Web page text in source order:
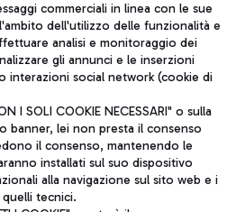
JOURNAL
ITA
soggetta a direzione e
commerciali in linea con le sue
dell'utilizzo delle funzionalità e
analisi e monitoraggio dei
gli annunci e le inserzioni
interazioni social network (cookie di
I SOLI COOKIE NECESSARI" o sulla
banner, lei non presta il consenso
il consenso, mantenendo le
installati sul suo dispositivo
alla navigazione sul sito web e i
quelli tecnici.